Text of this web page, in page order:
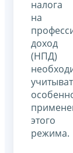
налога
на
доход
(НПД)
этого
режима.